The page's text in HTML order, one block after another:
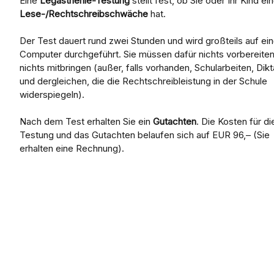
Lese-/Rechtschreibschwäche hat.
Der Test dauert rund zwei Stunden und wird großteils auf
Computer durchgeführt. Sie müssen dafür nichts
nichts mitbringen (außer, falls vorhanden, Schularbeiten,
und dergleichen, die die Rechtschreibleistung in der Schule
widerspiegeln).
Nach dem Test erhalten Sie ein Gutachten. Die Kosten für
Testung und das Gutachten belaufen sich auf EUR 96,– (Sie
erhalten eine Rechnung).